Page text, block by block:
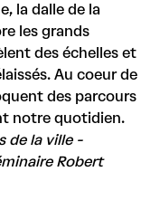
la dalle de la
les grands
des échelles et
Au coeur de
des parcours
notre quotidien.
de la ville -
Robert